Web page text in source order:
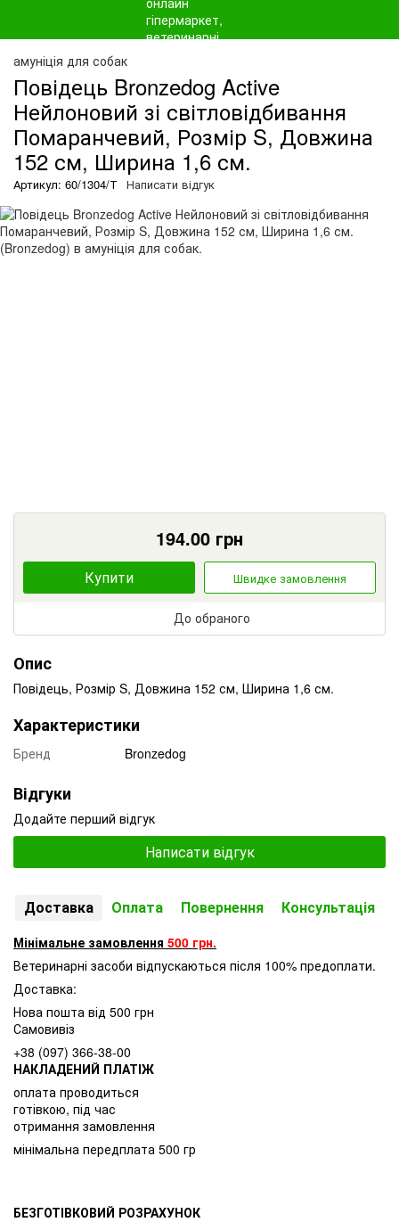
амуніція для собак
Повідець Bronzedog Active
Нейлоновий зі світловідбивання
Помаранчевий, Розмір S, Довжина
152 см, Ширина 1,6 см.
Артикул: 60/1304/Т Написати відгук
194.00 грн
Купити Швидке замовлення
До обраного
Опис
Повідець, Розмір S, Довжина 152 см, Ширина 1,6 см.
Характеристики
Бренд Bronzedog
Відгуки
Додайте перший відгук
Написати відгук
Доставка Оплата Повернення Консультація
Мінімальне замовлення 500 грн.
Ветеринарні засоби відпускаються після 100% предоплати.
Доставка:
Нова пошта від 500 грн
Самовивіз
+38 (097) 366-38-00
НАКЛАДЕНИЙ ПЛАТІЖ
оплата проводиться
готівкою, під час
отримання замовлення
мінімальна передплата 500 гр
БЕЗГОТІВКОВИЙ РОЗРАХУНОК